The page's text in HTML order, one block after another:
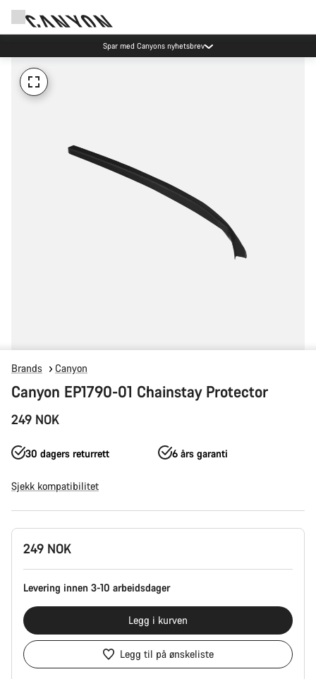
Spar med Canyons nyhetsbrev
Brands Canyon
Canyon EP1790-01 Chainstay Protector
249 NOK
30 dagers returrett 6 års garanti
Sjekk kompatibilitet
Produktkonfigurasjon
249 NOK
Levering innen 3-10 arbeidsdager
Legg i kurven
Legg til på ønskeliste